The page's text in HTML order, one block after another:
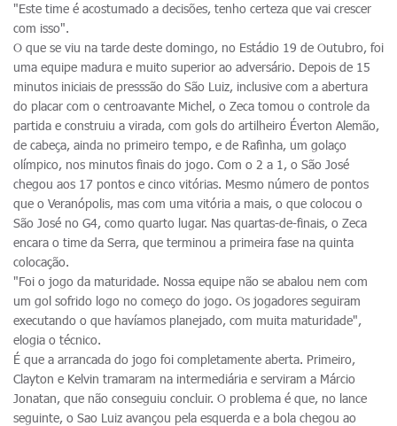
"Este time é acostumado a decisões, tenho certeza que vai crescer
com isso".
O que se viu na tarde deste domingo, no Estádio 19 de Outubro, foi
uma equipe madura e muito superior ao adversário. Depois de 15
minutos iniciais de presssão do São Luiz, inclusive com a abertura
do placar com o centroavante Michel, o Zeca tomou o controle da
partida e construiu a virada, com gols do artilheiro Éverton Alemão,
de cabeça, ainda no primeiro tempo, e de Rafinha, um golaço
olímpico, nos minutos finais do jogo. Com o 2 a 1, o São José
chegou aos 17 pontos e cinco vitórias. Mesmo número de pontos
que o Veranópolis, mas com uma vitória a mais, o que colocou o
São José no G4, como quarto lugar. Nas quartas-de-finais, o Zeca
encara o time da Serra, que terminou a primeira fase na quinta
colocação.
"Foi o jogo da maturidade. Nossa equipe não se abalou nem com
um gol sofrido logo no começo do jogo. Os jogadores seguiram
executando o que havíamos planejado, com muita maturidade",
elogia o técnico.
É que a arrancada do jogo foi completamente aberta. Primeiro,
Clayton e Kelvin tramaram na intermediária e serviram a Márcio
Jonatan, que não conseguiu concluir. O problema é que, no lance
seguinte, o Sao Luiz avançou pela esquerda e a bola chegou ao